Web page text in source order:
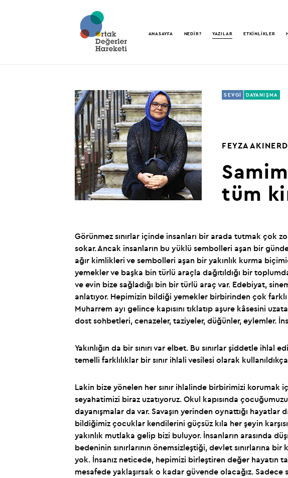
ANASAYFA NEDİR? YAZILAR ETKİNLİKLER
SEVGİ DAYANIŞMA
FEYZA
tüm
Görünmez sınırlar içinde insanları bir arada tutmak çok
sokar. Ancak insanların bu yüklü sembolleri aşan bir
ağır kimlikleri ve sembolleri aşan bir yakınlık kurma
yemekler ve başka bin türlü araçla dağıtıldığı bir
ve evin bize sağladığı bin bir türlü araç var. Edebiyat,
anlatıyor. Hepimizin bildiği yemekler birbirinden çok
Muharrem ayı gelince kapısını tıklatıp aşure kâsesini
dost sohbetleri, cenazeler, taziyeler, düğünler, eylemler.
Yakınlığın da bir sınırı var elbet. Bu sınırlar şiddetle
temelli farklılıklar bir sınır ihlali vesilesi olarak
Lakin bize yönelen her sınır ihlalinde birbirimizi korumak
seyahatimizi biraz uzatıyoruz. Okul kapısında
dayanışmalar da var. Savaşın yerinden oynattığı
bildiğimiz çocuklar kendilerini güçsüz kıla her şeyin
yakınlık mutlaka gelip bizi buluyor. İnsanların arasında
bedeninin sınırlarının önemsizleştiği, devlet sınırlarına
yok. İnsanız neticede, hepimizi birleştiren değer hayatın
mesafede yaklaşırsak o kadar güvende olacağız.